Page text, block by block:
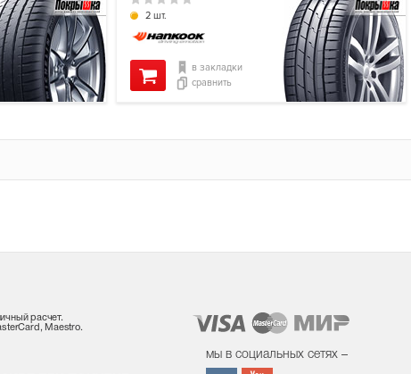
2 шт.
в закладки
сравнить
расчет.
Maestro.
мы в социальных сетях –